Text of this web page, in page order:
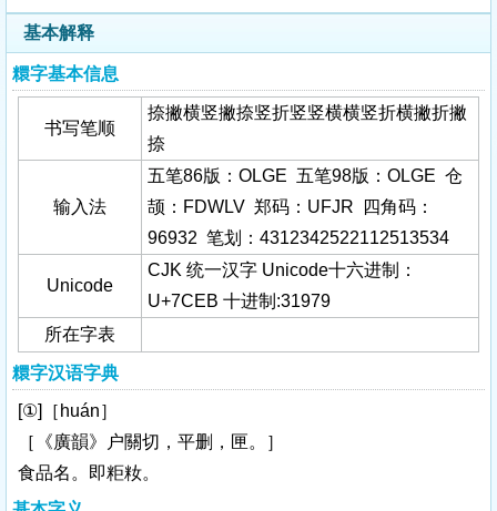
基本解释
糫字基本信息
书写笔顺
捺撇横竖撇捺竖折竖竖横横竖折横撇折撇
捺
输入法
五笔86版：OLGE 五笔98版：OLGE 仓
颉：FDWLV 郑码：UFJR 四角码：
96932 笔划：4312342522112513534
Unicode
CJK 统一汉字 Unicode十六进制：
U+7CEB 十进制:31979
所在字表
糫字汉语字典
[①]［huán］
［《廣韻》户關切，平删，匣。］
食品名。即粔籹。